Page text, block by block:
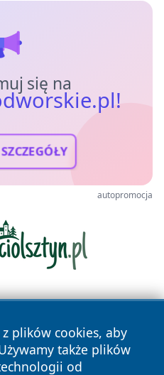
się na
autopromocja
plików cookies, aby
także plików
od